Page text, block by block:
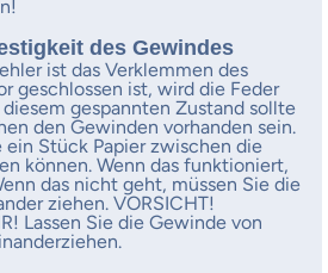
des Gewindes
ist das Verklemmen des
geschlossen ist, wird die Feder
gespannten Zustand sollte
den Gewinden vorhanden sein.
ein Stück Papier zwischen die
können. Wenn das funktioniert,
das nicht geht, müssen Sie die
ziehen. VORSICHT!
Lassen Sie die Gewinde von